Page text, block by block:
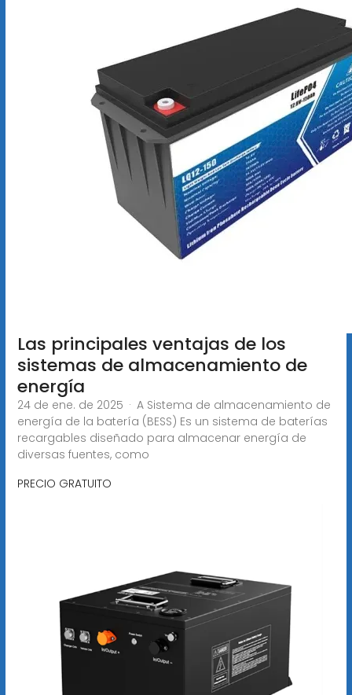
Las principales ventajas de los
sistemas de almacenamiento de
energía
24 de ene. de 2025 · A Sistema de almacenamiento de
energía de la batería (BESS) Es un sistema de baterías
recargables diseñado para almacenar energía de
diversas fuentes, como
PRECIO GRATUITO